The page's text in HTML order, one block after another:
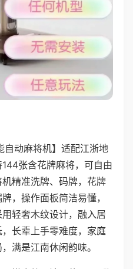
自动麻将机】适配江浙地
张含花牌麻将，可自由
精准洗牌、码牌，花牌
，操作面板简洁易懂，
轻奢木纹设计，融入居
长辈上手零难度，家庭
满是江南休闲韵味。